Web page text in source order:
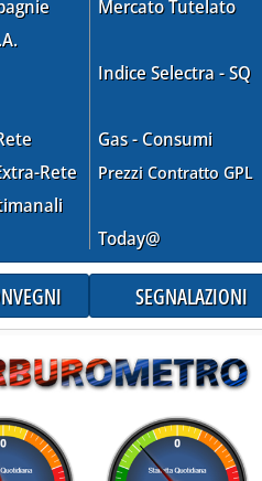
Rete
Mercato Tutelato
Indice Selectra - SQ
Gas - Consumi
Prezzi Contratto GPL
Today@
SEGNALAZIONI